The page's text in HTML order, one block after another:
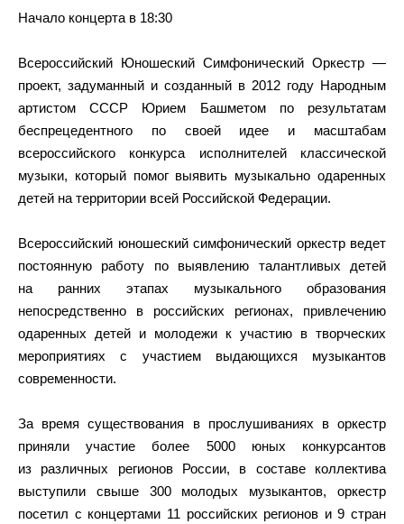
Начало концерта в 18:30
Всероссийский Юношеский Симфонический Оркестр —
проект, задуманный и созданный в 2012 году Народным
артистом СССР Юрием Башметом по результатам
беспрецедентного по своей идее и масштабам
всероссийского конкурса исполнителей классической
музыки, который помог выявить музыкально одаренных
детей на территории всей Российской Федерации.
Всероссийский юношеский симфонический оркестр ведет
постоянную работу по выявлению талантливых детей
на ранних этапах музыкального образования
непосредственно в российских регионах, привлечению
одаренных детей и молодежи к участию в творческих
мероприятиях с участием выдающихся музыкантов
современности.
За время существования в прослушиваниях в оркестр
приняли участие более 5000 юных конкурсантов
из различных регионов России, в составе коллектива
выступили свыше 300 молодых музыкантов, оркестр
посетил с концертами 11 российских регионов и 9 стран